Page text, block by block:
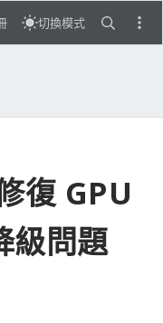
切換模式
復 GPU
級問題